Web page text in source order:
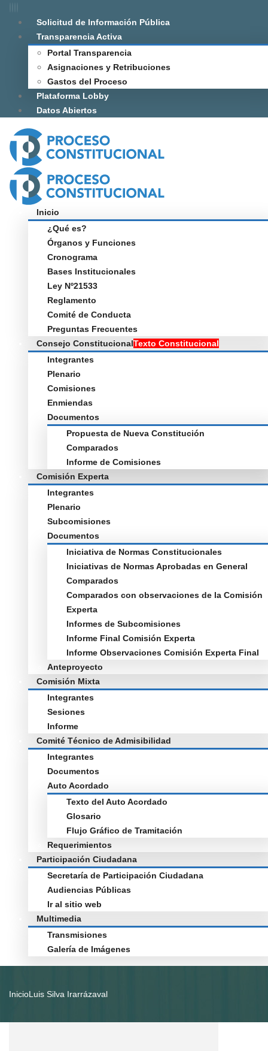
Solicitud de Información Pública
Transparencia Activa
Portal Transparencia
Asignaciones y Retribuciones
Gastos del Proceso
Plataforma Lobby
Datos Abiertos
Inicio
¿Qué es?
Órganos y Funciones
Cronograma
Bases Institucionales
Ley Nº21533
Reglamento
Comité de Conducta
Preguntas Frecuentes
Consejo ConstitucionalTexto Constitucional
Integrantes
Plenario
Comisiones
Enmiendas
Documentos
Propuesta de Nueva Constitución
Comparados
Informe de Comisiones
Comisión Experta
Integrantes
Plenario
Subcomisiones
Documentos
Iniciativa de Normas Constitucionales
Iniciativas de Normas Aprobadas en General
Comparados
Comparados con observaciones de la Comisión
Experta
Informes de Subcomisiones
Informe Final Comisión Experta
Informe Observaciones Comisión Experta Final
Anteproyecto
Comisión Mixta
Integrantes
Sesiones
Informe
Comité Técnico de Admisibilidad
Integrantes
Documentos
Auto Acordado
Texto del Auto Acordado
Glosario
Flujo Gráfico de Tramitación
Requerimientos
Participación Ciudadana
Secretaría de Participación Ciudadana
Audiencias Públicas
Ir al sitio web
Multimedia
Transmisiones
Galería de Imágenes
InicioLuis Silva Irarrázaval